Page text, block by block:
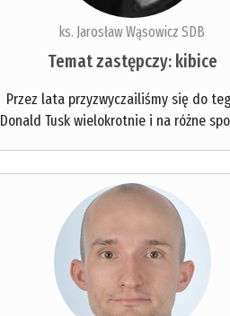
ks. Jarosław Wąsowicz SDB
Temat zastępczy: kibice
Przez lata przyzwyczailiśmy się do
Donald Tusk wielokrotnie i na różne